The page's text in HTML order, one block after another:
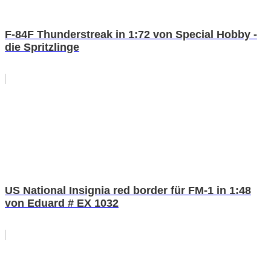
F-84F Thunderstreak in 1:72 von Special Hobby -
die Spritzlinge
US National Insignia red border für FM-1 in 1:48
von Eduard # EX 1032